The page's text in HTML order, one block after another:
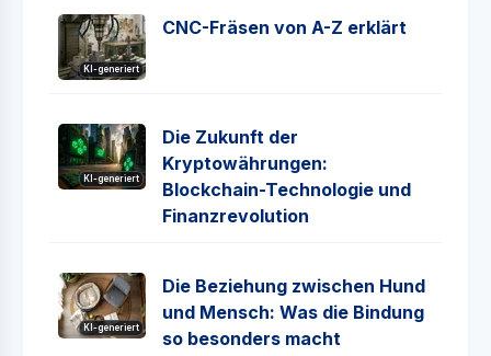
KI-generiert
CNC-Fräsen von A-Z erklärt
KI-generiert
Die Zukunft der
Kryptowährungen:
Blockchain-Technologie und
Finanzrevolution
KI-generiert
Die Beziehung zwischen Hund
und Mensch: Was die Bindung
so besonders macht